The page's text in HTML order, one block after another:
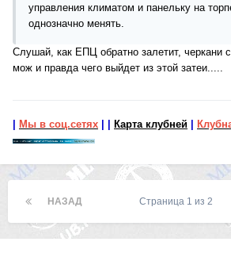
управления климатом и панельку на
однозначно менять.
Слушай, как ЕПЦ обратно залетит, черкани
мож и правда чего выйдет из этой затеи.....
Мы в соц.сетях Карта клубней
НАЗАД Страница 1 из 2